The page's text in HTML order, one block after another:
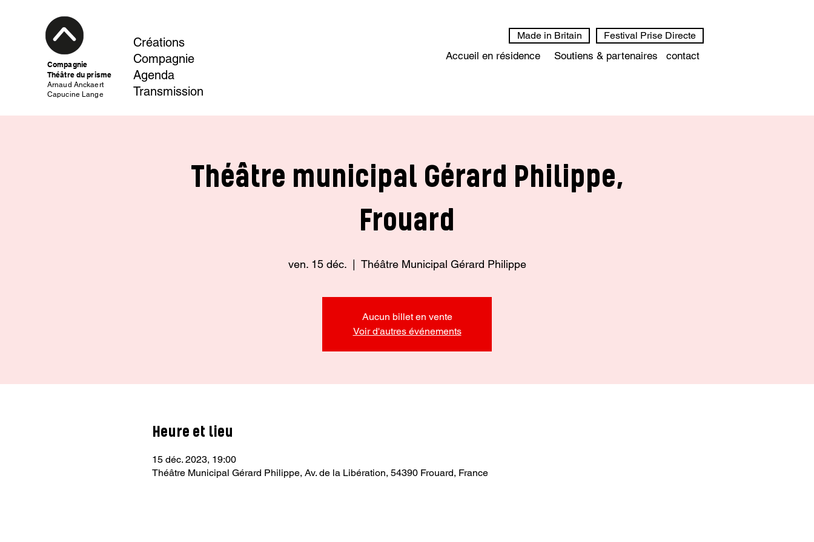
Créations
Compagnie
Agenda
Transmission
Compagnie
Théâtre du prisme
Arnaud Anckaert
Capucine Lange
Made in Britain Festival Prise Directe
Accueil en résidence Soutiens & partenaires contact
Théâtre municipal Gérard Philippe,
Frouard
ven. 15 déc.
  |
Théâtre Municipal Gérard Philippe
Aucun billet en vente
Voir d'autres événements
Heure et lieu
15 déc. 2023, 19:00
Théâtre Municipal Gérard Philippe, Av. de la Libération, 54390 Frouard, France